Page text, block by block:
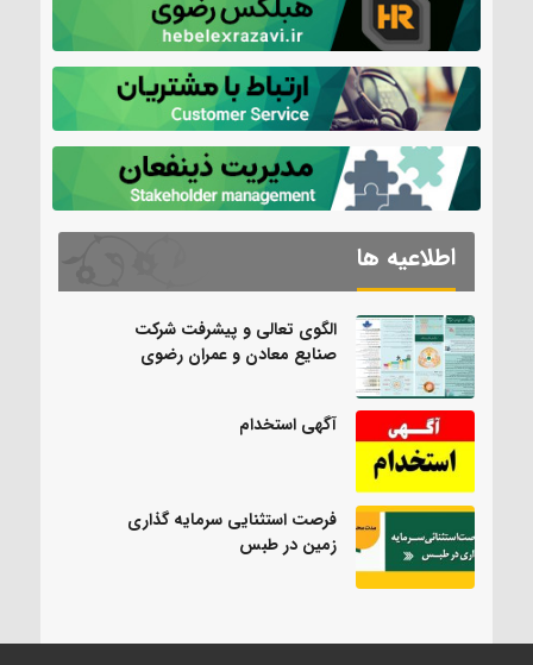
اطلاعیه ها
الگوی تعالی و پیشرفت شرکت
صنایع معادن و عمران رضوی
آگهی استخدام
فرصت استثنایی سرمایه گذاری
زمین در طبس